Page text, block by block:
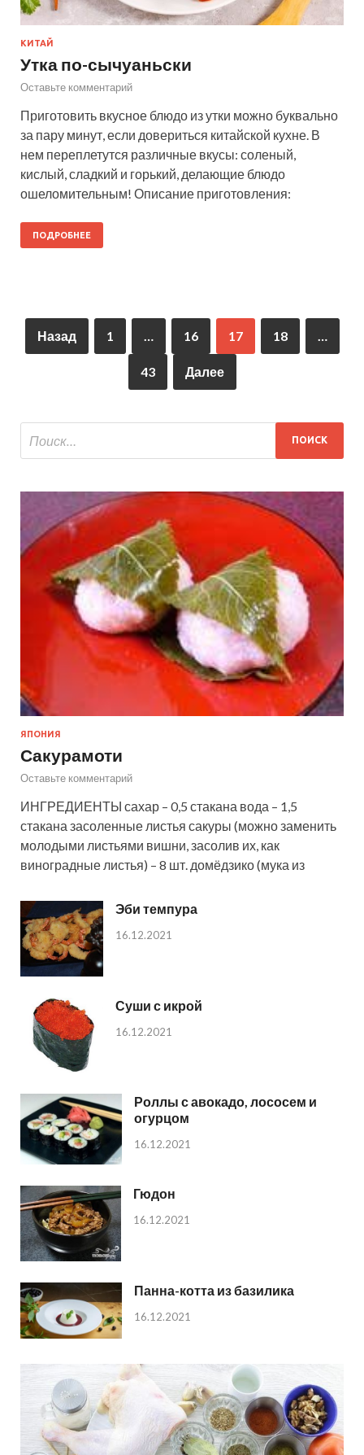
КИТАЙ
Утка по-сычуаньски
Оставьте комментарий
Приготовить вкусное блюдо из утки можно буквально
за пару минут, если довериться китайской кухне. В
нем переплетутся различные вкусы: соленый,
кислый, сладкий и горький, делающие блюдо
ошеломительным! Описание приготовления:
ПОДРОБНЕЕ
Назад 1 … 16 17 18 …
43 Далее
ЯПОНИЯ
Сакурамоти
Оставьте комментарий
ИНГРЕДИЕНТЫ сахар – 0,5 стакана вода – 1,5
стакана засоленные листья сакуры (можно заменить
молодыми листьями вишни, засолив их, как
виноградные листья) – 8 шт. домёдзико (мука из
Эби темпура
16.12.2021
Суши с икрой
16.12.2021
Роллы с авокадо, лососем и
огурцом
16.12.2021
Гюдон
16.12.2021
Панна-котта из базилика
16.12.2021